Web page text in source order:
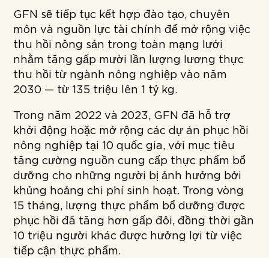
GFN sẽ tiếp tục kết hợp đào tạo, chuyên
môn và nguồn lực tài chính để mở rộng việc
thu hồi nông sản trong toàn mạng lưới
nhằm tăng gấp mười lần lượng lương thực
thu hồi từ ngành nông nghiệp vào năm
2030 — từ 135 triệu lên 1 tỷ kg.
Trong năm 2022 và 2023, GFN đã hỗ trợ
khởi động hoặc mở rộng các dự án phục hồi
nông nghiệp tại 10 quốc gia, với mục tiêu
tăng cường nguồn cung cấp thực phẩm bổ
dưỡng cho những người bị ảnh hưởng bởi
khủng hoảng chi phí sinh hoạt. Trong vòng
15 tháng, lượng thực phẩm bổ dưỡng được
phục hồi đã tăng hơn gấp đôi, đồng thời gần
10 triệu người khác được hưởng lợi từ việc
tiếp cận thực phẩm.